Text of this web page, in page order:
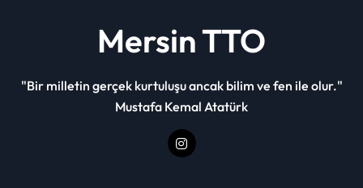
a
Mersin TTO
"Bir milletin gerçek kurtuluşu ancak bilim ve fen ile olur."
Mustafa Kemal Atatürk